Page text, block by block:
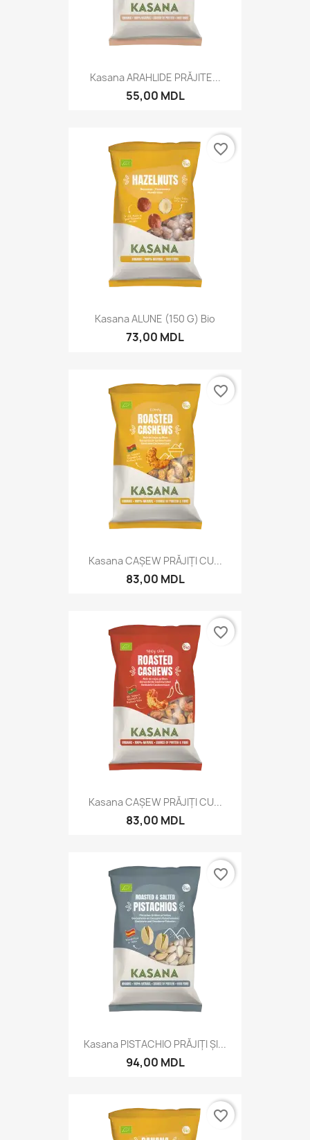
Kasana ARAHLIDE PRĂJITE...
55,00 MDL
Kasana ALUNE (150 G) Bio
73,00 MDL
favorite_border
Kasana CAȘEW PRĂJIȚI CU...
83,00 MDL
favorite_border
Kasana CAȘEW PRĂJIȚI CU...
83,00 MDL
favorite_border
Kasana PISTACHIO PRĂJIȚI ȘI...
94,00 MDL
favorite_border
favorite_border